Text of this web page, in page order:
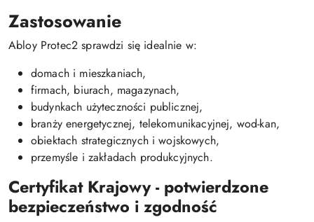
Zastosowanie
Abloy Protec2 sprawdzi się idealnie w:
domach i mieszkaniach,
firmach, biurach, magazynach,
budynkach użyteczności publicznej,
branży energetycznej, telekomunikacyjnej, wod-kan,
obiektach strategicznych i wojskowych,
przemyśle i zakładach produkcyjnych.
Certyfikat Krajowy - potwierdzone
bezpieczeństwo i zgodność